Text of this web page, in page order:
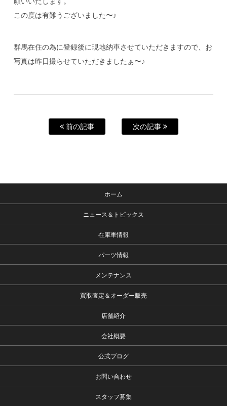
この度は有難うございました〜♪
群馬在住の為に登録後に現地納車させていただきますので、お
写真は昨日撮らせていただきましたぁ〜♪
前の記事 次の記事
ホーム
ニュース＆トピックス
在庫車情報
パーツ情報
メンテナンス
買取査定＆オーダー販売
店舗紹介
会社概要
公式ブログ
お問い合わせ
スタッフ募集